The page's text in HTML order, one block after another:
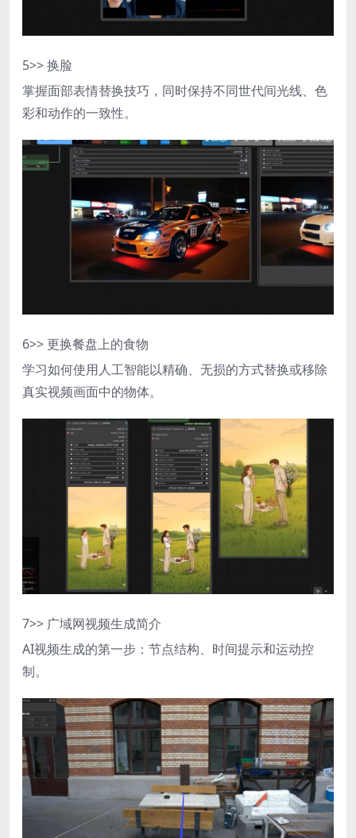
5>> 换脸
掌握面部表情替换技巧，同时保持不同世代间光线、色
彩和动作的一致性。
6>> 更换餐盘上的食物
学习如何使用人工智能以精确、无损的方式替换或移除
真实视频画面中的物体。
7>> 广域网视频生成简介
AI视频生成的第一步：节点结构、时间提示和运动控
制。